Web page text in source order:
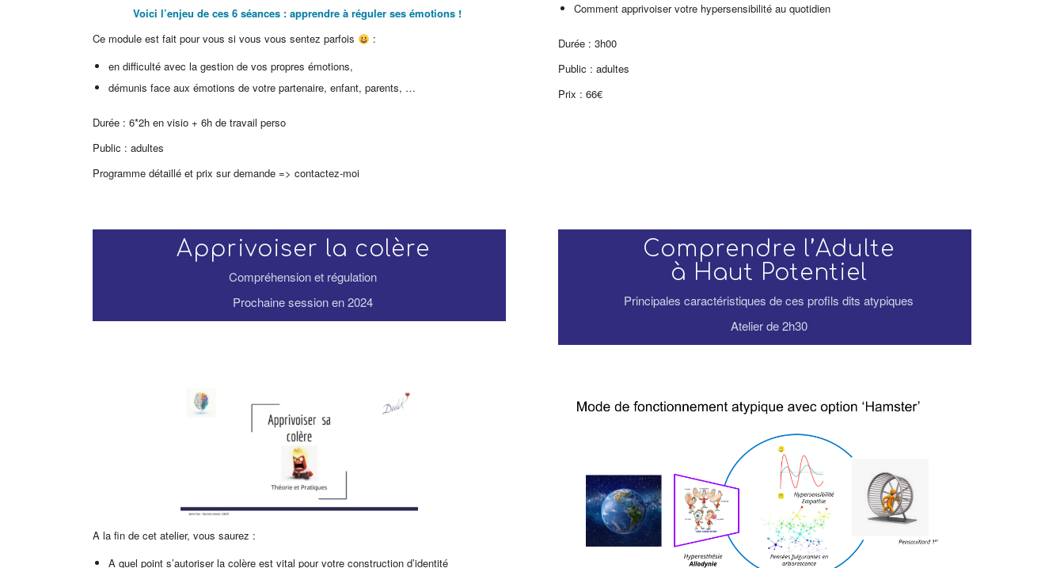
Voici l’enjeu de ces 6 séances : apprendre à réguler ses émotions !
Ce module est fait pour vous si vous vous sentez parfois
:
en difficulté avec la gestion de vos propres émotions,
démunis face aux émotions de votre partenaire, enfant, parents, …
Durée : 6*2h en visio + 6h de travail perso
Public : adultes
Programme détaillé et prix sur demande => contactez-moi
Comment apprivoiser votre hypersensibilité au quotidien
Durée : 3h00
Public : adultes
Prix : 66€
Apprivoiser la colère
Compréhension et régulation
Prochaine session en 2024
Comprendre l’Adulte
à Haut Potentiel
Principales caractéristiques de ces profils dits atypiques
Atelier de 2h30
A la fin de cet atelier, vous saurez :
A quel point s’autoriser la colère est vital pour votre construction d’identité